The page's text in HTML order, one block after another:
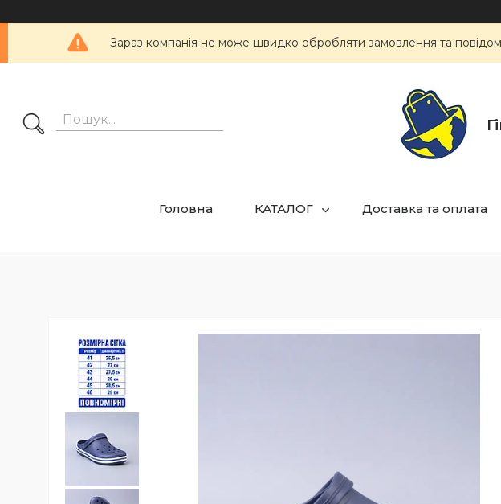
Зараз компанія не може швидко обробляти замовлення та
Головна КАТАЛОГ Доставка та оплата